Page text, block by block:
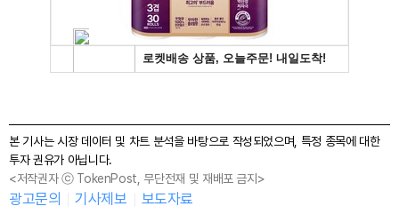
본 기사는 시장 데이터 및 차트 분석을 바탕으로 작성되었으며, 특정 종목에 대한
투자 권유가 아닙니다.
<저작권자 ⓒ TokenPost, 무단전재 및 재배포 금지>
광고문의 기사제보 보도자료